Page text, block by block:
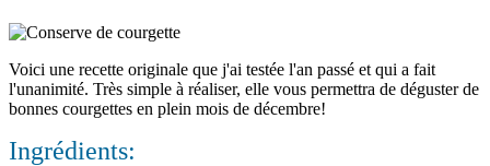
Voici une recette originale que j'ai testée l'an passé et qui a fait
l'unanimité. Très simple à réaliser, elle vous permettra de déguster de
bonnes courgettes en plein mois de décembre!
Ingrédients: